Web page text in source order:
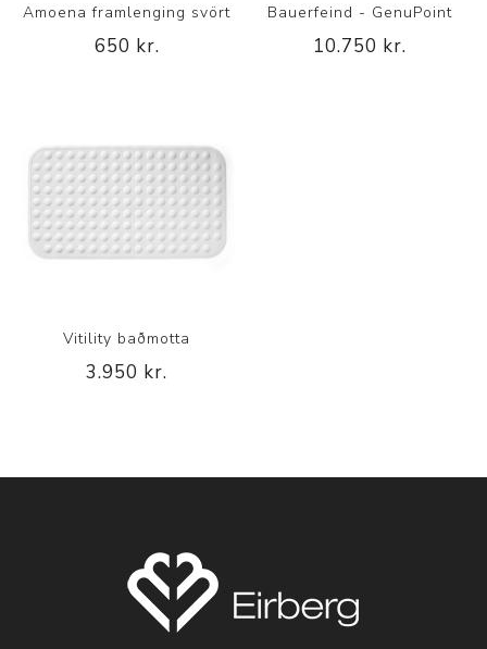
Amoena framlenging svört
650 kr.
Bauerfeind - GenuPoint
10.750 kr.
Vitility baðmotta
3.950 kr.